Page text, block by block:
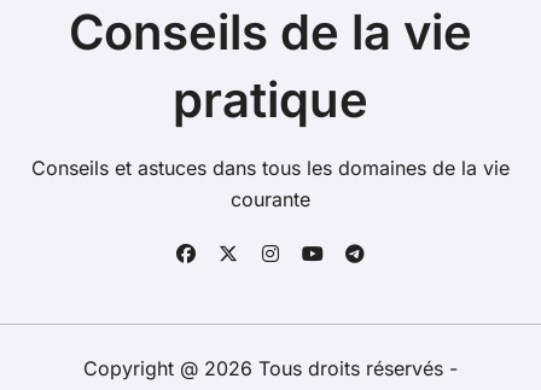
Conseils de la vie
pratique
Conseils et astuces dans tous les domaines de la vie
courante
Copyright @ 2026 Tous droits réservés -